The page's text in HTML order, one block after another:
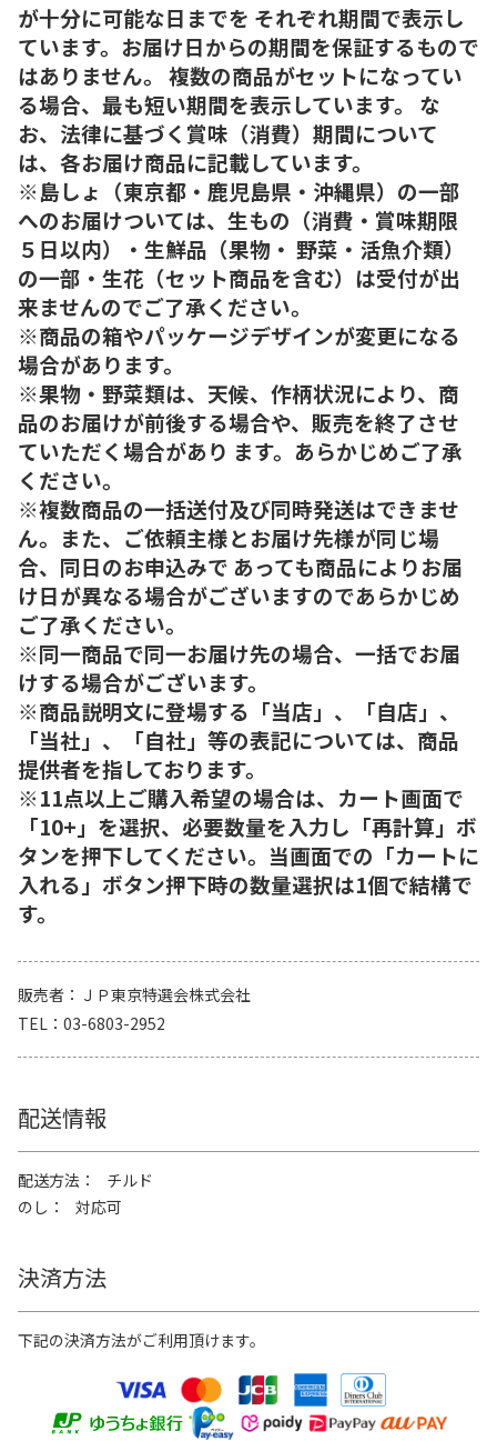
が十分に可能な日までを それぞれ期間で表示し
ています。お届け日からの期間を保証するもので
はありません。 複数の商品がセットになってい
る場合、最も短い期間を表示しています。 な
お、法律に基づく賞味（消費）期間について
は、各お届け商品に記載しています。
※島しょ（東京都・鹿児島県・沖縄県）の一部
へのお届けついては、生もの（消費・賞味期限
５日以内）・生鮮品（果物・ 野菜・活魚介類）
の一部・生花（セット商品を含む）は受付が出
来ませんのでご了承ください。
※商品の箱やパッケージデザインが変更になる
場合があります。
※果物・野菜類は、天候、作柄状況により、商
品のお届けが前後する場合や、販売を終了させ
ていただく場合があり ます。あらかじめご了承
ください。
※複数商品の一括送付及び同時発送はできませ
ん。また、ご依頼主様とお届け先様が同じ場
合、同日のお申込みで あっても商品によりお届
け日が異なる場合がございますのであらかじめ
ご了承ください。
※同一商品で同一お届け先の場合、一括でお届
けする場合がございます。
※商品説明文に登場する「当店」、「自店」、
「当社」、「自社」等の表記については、商品
提供者を指しております。
※11点以上ご購入希望の場合は、カート画面で
「10+」を選択、必要数量を入力し「再計算」ボ
タンを押下してください。当画面での「カートに
入れる」ボタン押下時の数量選択は1個で結構で
す。
販売者
ＪＰ東京特選会株式会社
TEL
03-6803-2952
配送情報
配送方法
チルド
のし
対応可
決済方法
下記の決済方法がご利用頂けます。